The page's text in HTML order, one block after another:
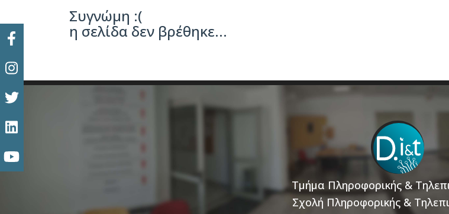
Συγνώμη :(
η σελίδα δεν βρέθηκε...
Τμήμα Πληροφορικής &
Σχολή Πληροφορικής &